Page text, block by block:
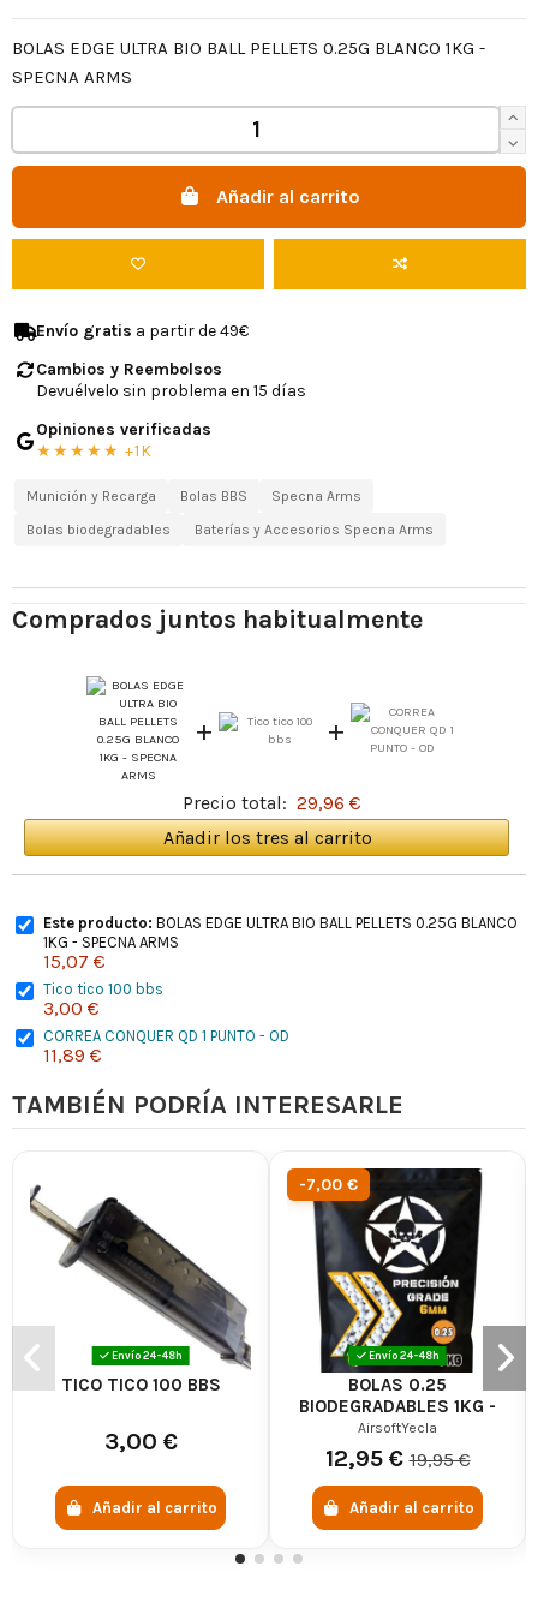
BOLAS EDGE ULTRA BIO BALL PELLETS 0.25G BLANCO 1KG -
SPECNA ARMS
Añadir al carrito
Envío gratis a partir de 49€
Cambios y Reembolsos
Devuélvelo sin problema en 15 días
Opiniones verificadas
★★★★★ +1K
Munición y Recarga Bolas BBS
Specna Arms
Bolas biodegradables
Baterías y Accesorios Specna Arms
Comprados juntos habitualmente
+ +
Precio total: 29,96 €
Añadir los tres al carrito
Este producto: BOLAS EDGE ULTRA BIO BALL PELLETS 0.25G BLANCO
1KG - SPECNA ARMS
15,07 €
Tico tico 100 bbs
3,00 €
CORREA CONQUER QD 1 PUNTO - OD
11,89 €
TAMBIÉN PODRÍA INTERESARLE
Envío 24-48h
TICO TICO 100 BBS
3,00 €
Añadir al carrito
-7,00 €
Envío 24-48h
BOLAS 0.25
BIODEGRADABLES 1KG -
AIRSOFTYECLA
AirsoftYecla
12,95 €19,95 €
Añadir al carrito